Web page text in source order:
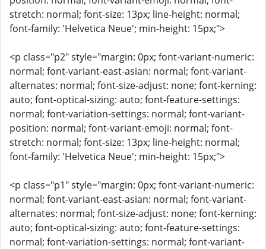
stretch: normal; font-size: 13px; line-height: normal;
font-family: 'Helvetica Neue'; min-height: 15px;">
<p class="p2" style="margin: 0px; font-variant-numeric:
normal; font-variant-east-asian: normal; font-variant-
alternates: normal; font-size-adjust: none; font-kerning:
auto; font-optical-sizing: auto; font-feature-settings:
normal; font-variation-settings: normal; font-variant-
position: normal; font-variant-emoji: normal; font-
stretch: normal; font-size: 13px; line-height: normal;
font-family: 'Helvetica Neue'; min-height: 15px;">
<p class="p1" style="margin: 0px; font-variant-numeric:
normal; font-variant-east-asian: normal; font-variant-
alternates: normal; font-size-adjust: none; font-kerning:
auto; font-optical-sizing: auto; font-feature-settings:
normal; font-variation-settings: normal; font-variant-